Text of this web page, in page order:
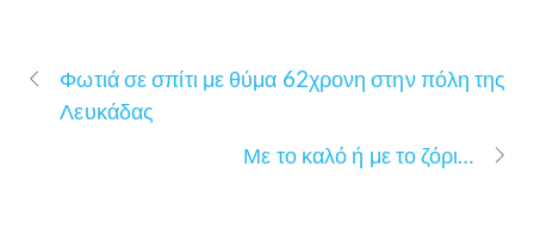
Φωτιά σε σπίτι με θύμα 62χρονη στην πόλη της
Λευκάδας
Με το καλό ή με το ζόρι…